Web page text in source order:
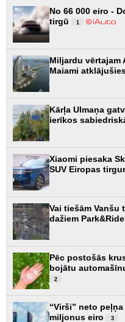
No 66 000 eiro -
tirgū
1
Miljardu vērtajam
Maiami
Kārļa Ulmaņa
ierīkos
Xiaomi piesaka
SUV Eiropas
Vai tiešām Vanšu
dažiem
Pēc postošās
bojātu
2
“Virši” neto
miljonus eiro
3